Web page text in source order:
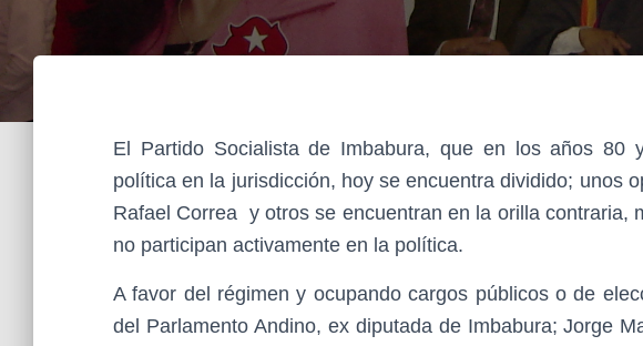
El Partido Socialista de Imbabura, que en los años 80
política en la jurisdicción, hoy se encuentra dividido; unos
Rafael Correa y otros se encuentran en la orilla contraria,
no participan activamente en la política.
A favor del régimen y ocupando cargos públicos o de
del Parlamento Andino, ex diputada de Imbabura; Jorge